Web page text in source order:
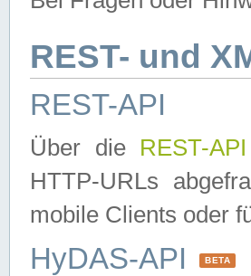
REST- und
REST-API
Über die REST-API
HTTP-URLs
mobile Clients oder
HyDAS-API BETA